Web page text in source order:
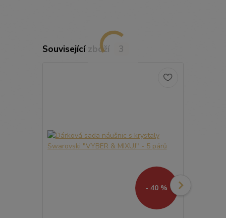
Související zboží 3
- 40 %